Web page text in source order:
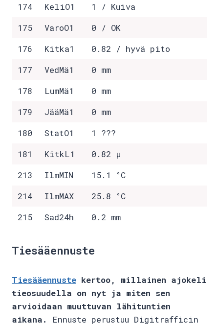
174
KeliO1
1 / Kuiva
175
VaroO1
0 / OK
176
Kitka1
0.82 / hyvä pito
177
VedMä1
0 mm
178
LumMä1
0 mm
179
JääMä1
0 mm
180
StatO1
1 ???
181
KitkL1
0.82 µ
213
IlmMIN
15.1 °C
214
IlmMAX
25.8 °C
215
Sad24h 0.2 mm
Tiesääennuste
Tiesääennuste kertoo, millainen ajokeli
tieosuudella on nyt ja miten sen
arvioidaan muuttuvan lähituntien
aikana.
Ennuste perustuu Digitrafficin